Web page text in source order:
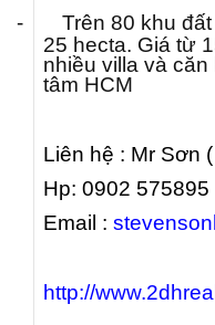
-
Trên 80 khu
25 hecta. Giá từ
nhiều villa và
tâm HCM
Liên hệ : Mr Sơn
Hp: 0902 575895
Email :
http://